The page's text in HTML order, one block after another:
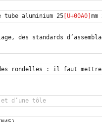
aluminium 25
des standards